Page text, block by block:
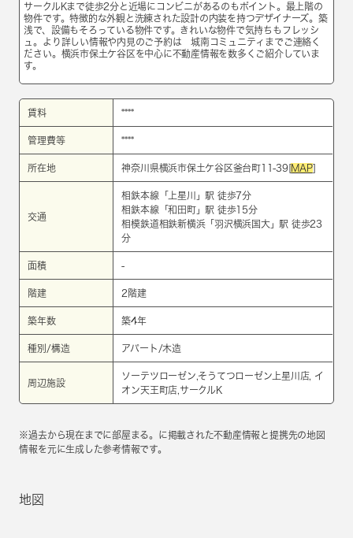
サークルKまで徒歩2分と近場にコンビニがあるのもポイント。最上階の
物件です。特徴的な外観と洗練された設計の内装を持つデザイナーズ。築
浅で、設備もそろっている物件です。きれいな物件で気持ちもフレッシ
ュ。より詳しい情報や内見のご予約は 城南コミュニティまでご連絡く
ださい。横浜市保土ケ谷区を中心に不動産情報を数多くご紹介していま
す。
賃料 ****
管理費等 ****
所在地 神奈川県横浜市保土ケ谷区釜台町11-39[MAP]
交通
相鉄本線 「 上星川
」駅 徒歩7分
相鉄本線 「和田町」駅 徒歩15分
相模鉄道相鉄新横浜「羽沢横浜国大」駅 徒歩23
分
面積 -
階建 2階建
築年数 築4年
種別/構造 アパート/木造
周辺施設
ソーテツローゼン,そうてつローゼン上星川店, イ
オン天王町店,サークルK
※過去から現在までに部屋まる。に掲載された不動産情報と提携先の地図
情報を元に生成した参考情報です。
地図